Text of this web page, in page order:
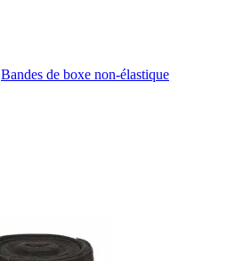
Bandes de boxe non-élastique